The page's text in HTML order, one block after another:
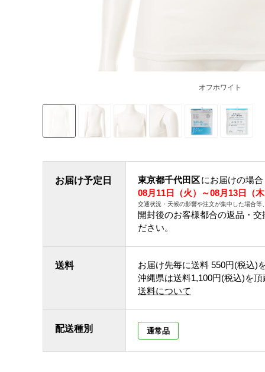
オフホワイト
お届け予定日 東京都千代田区にお届けの場合
08月11日（火）～08月13日（
交通状況・天候の影響や注文が集中した場合
開封後のお客様都合の返品・
ださい。
送料 お届け先毎に送料 550円(税込)
沖縄県は送料1,100円(税込)を
送料について
配送種別 通常品